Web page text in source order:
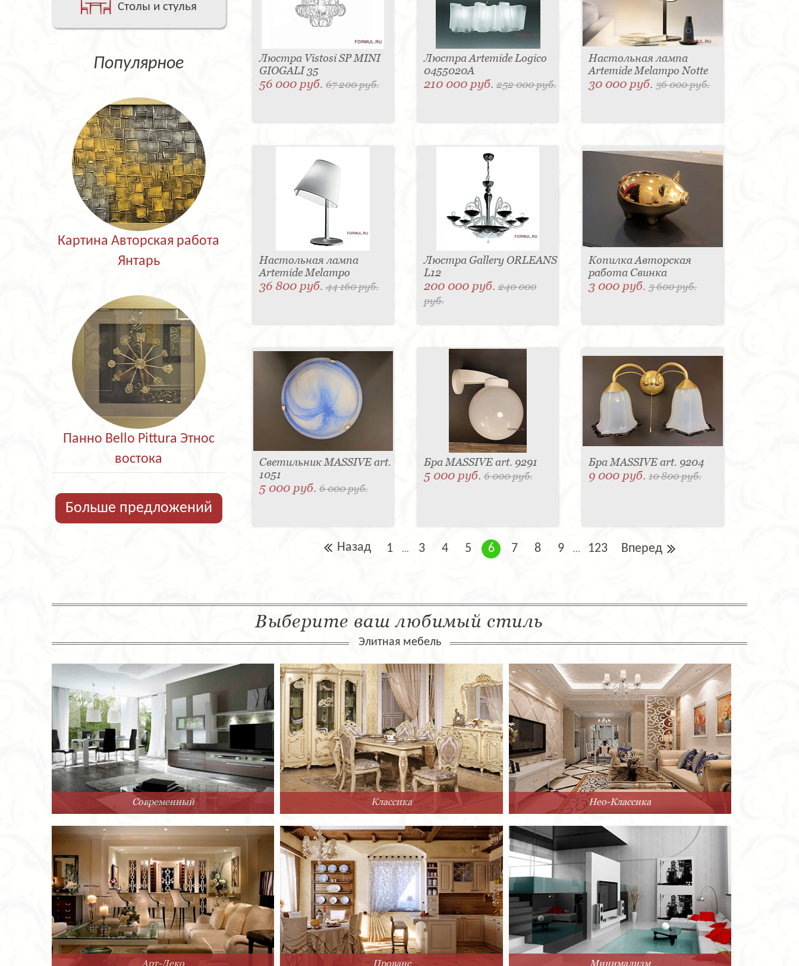
Столы и стулья
Популярное
Картина Авторская работа
Янтарь
Панно Bello Pittura Этнос
востока
Больше предложений
Люстра Vistosi SP MINI
GIOGALI 35
56 000 руб.67 200 руб.
Люстра Artemide Logico
0455020A
210 000 руб. 252 000 руб.
Настольная лампа
Artemide Melampo Notte
30 000 руб.36 000 руб.
Настольная лампа
Artemide Melampo
36 800 руб.44 160 руб.
Люстра Gallery ORLEANS
L12
200 000 руб. 240 000
руб.
Копилка Авторская
работа Свинка
3 000 руб.3 600 руб.
Светильник MASSIVE art.
1051
5 000 руб.6 000 руб.
Бра MASSIVE art. 9291
5 000 руб. 6 000 руб.
Бра MASSIVE art. 9204
9 000 руб.10 800 руб.
Назад 1 ... 3 4 5 6 7 8 9 ... 123 Вперед
Выберите ваш любимый стиль
Элитная мебель
Современный Классика Нео-Классика
Арт-Деко Прованс Минимализм